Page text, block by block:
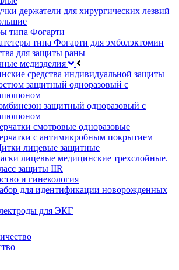
держатели для хирургических лезвий
типа Фогарти
типа Фогарти для эмболэктомии
для защиты раны
медизделия
средства индивидуальной защиты
защитный одноразовый с
защитный одноразовый с
смотровые одноразовые
с антимикробным покрытием
лицевые защитные
лицевые медицинские трехслойные.
защиты IIR
и гинекология
для идентификации новорожденных
для ЭКГ